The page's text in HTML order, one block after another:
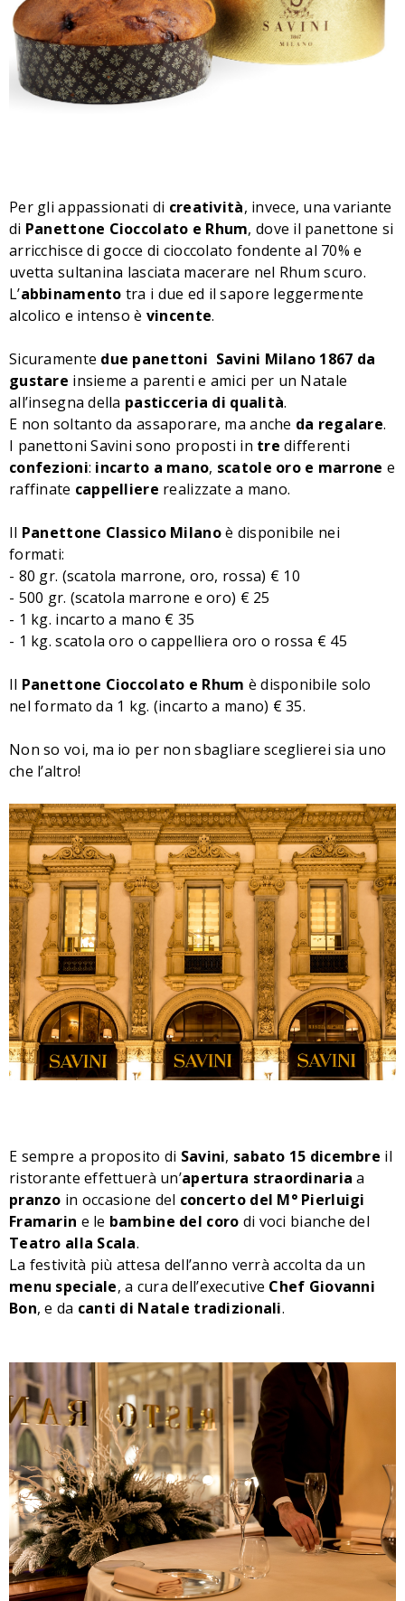
Per gli appassionati di creatività, invece, una variante
di Panettone Cioccolato e Rhum, dove il panettone si
arricchisce di gocce di cioccolato fondente al 70% e
uvetta sultanina lasciata macerare nel Rhum scuro.
L’abbinamento tra i due ed il sapore leggermente
alcolico e intenso è vincente.
Sicuramente due panettoni Savini Milano 1867 da
gustare insieme a parenti e amici per un Natale
all’insegna della pasticceria di qualità.
E non soltanto da assaporare, ma anche da regalare.
I panettoni Savini sono proposti in tredifferenti
confezioni: incarto a mano, scatole oro e marrone e
raffinate cappelliere realizzate a mano.
Il Panettone Classico Milanoè disponibile nei
formati:
- 80 gr. (scatola marrone, oro, rossa) € 10
- 500 gr. (scatola marrone e oro) € 25
- 1 kg. incarto a mano € 35
- 1 kg. scatola oro o cappelliera oro o rossa € 45
Il Panettone Cioccolato e Rhum è disponibile solo
nel formato da 1 kg. (incarto a mano) € 35.
Non so voi, ma io per non sbagliare sceglierei sia uno
che l’altro!
E sempre a proposito di Savini, sabato 15 dicembre il
ristorante effettuerà un’apertura straordinariaa
pranzo in occasione del concerto del M° Pierluigi
Framarin e le bambine del coro di voci bianche del
Teatro alla Scala.
La festività più attesa dell’anno verrà accolta da un
menu speciale, a cura dell’executive Chef Giovanni
Bon, e da canti di Natale tradizionali.